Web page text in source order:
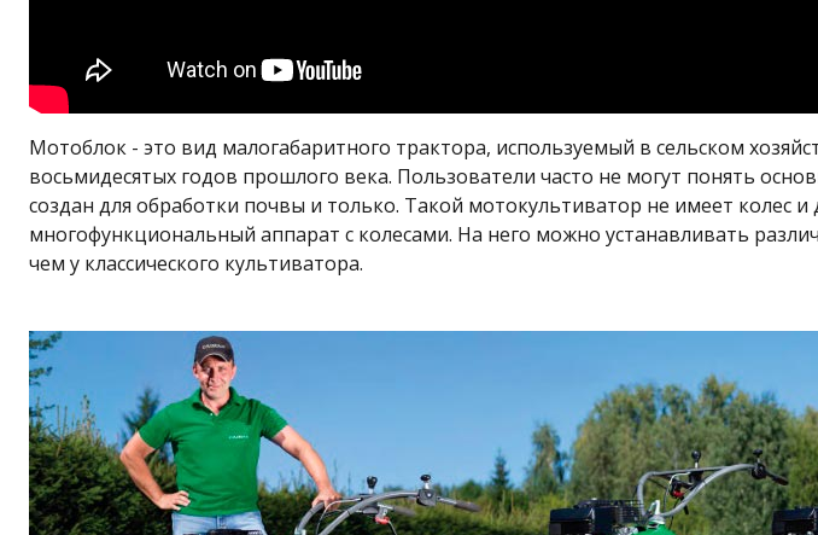
Мотоблок - это вид малогабаритного трактора, используемый в сельском
восьмидесятых годов прошлого века. Пользователи часто не могут понять
создан для обработки почвы и только. Такой мотокультиватор не имеет колес
многофункциональный аппарат с колесами. На него можно устанавливать
чем у классического культиватора.